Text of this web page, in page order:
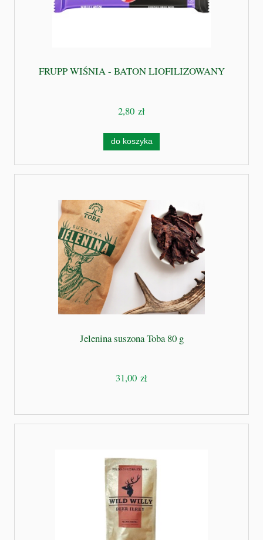
FRUPP WIŚNIA - BATON LIOFILIZOWANY
2,80 zł
do koszyka
Jelenina suszona Toba 80 g
31,00 zł